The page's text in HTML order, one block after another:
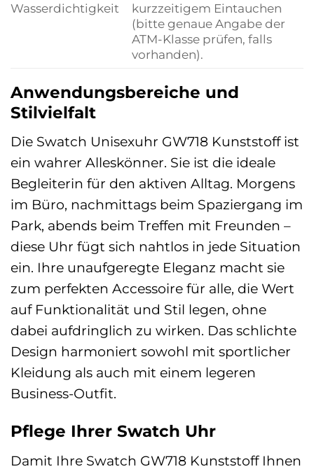
Wasserdichtigkeit
kurzzeitigem Eintauchen
(bitte genaue Angabe der
ATM-Klasse prüfen, falls
vorhanden).
Anwendungsbereiche und
Stilvielfalt
Die Swatch Unisexuhr GW718 Kunststoff ist
ein wahrer Alleskönner. Sie ist die ideale
Begleiterin für den aktiven Alltag. Morgens
im Büro, nachmittags beim Spaziergang im
Park, abends beim Treffen mit Freunden –
diese Uhr fügt sich nahtlos in jede Situation
ein. Ihre unaufgeregte Eleganz macht sie
zum perfekten Accessoire für alle, die Wert
auf Funktionalität und Stil legen, ohne
dabei aufdringlich zu wirken. Das schlichte
Design harmoniert sowohl mit sportlicher
Kleidung als auch mit einem legeren
Business-Outfit.
Pflege Ihrer Swatch Uhr
Damit Ihre Swatch GW718 Kunststoff Ihnen